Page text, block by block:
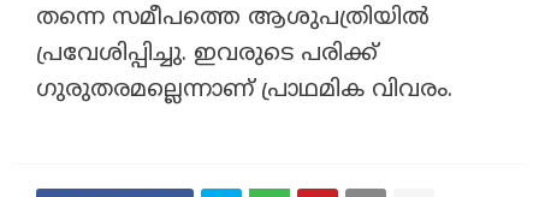
തന്നെ സമീപത്തെ ആശുപത്രിയിൽ
പ്രവേശിപ്പിച്ചു. ഇവരുടെ പരിക്ക്
ഗുരുതരമല്ലെന്നാണ് പ്രാഥമിക വിവരം.